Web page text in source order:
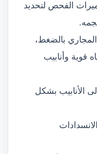
الفحص لتحديد
بالضغط،
قوية وأنابيب
الأنابيب بشكل